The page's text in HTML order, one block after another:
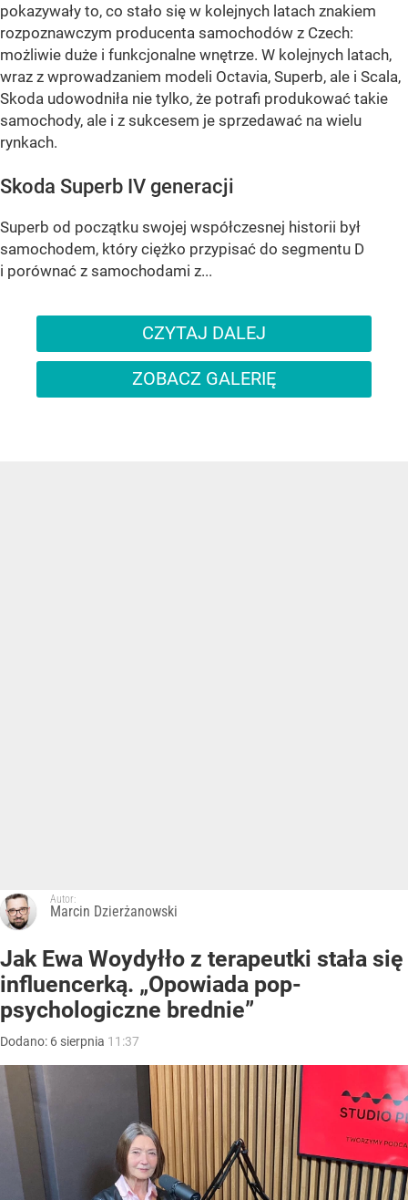
pokazywały to, co stało się w kolejnych latach znakiem
rozpoznawczym producenta samochodów z Czech:
możliwie duże i funkcjonalne wnętrze. W kolejnych latach,
wraz z wprowadzaniem modeli Octavia, Superb, ale i Scala,
Skoda udowodniła nie tylko, że potrafi produkować takie
samochody, ale i z sukcesem je sprzedawać na wielu
rynkach.
Skoda Superb IV generacji
Superb od początku swojej współczesnej historii był
samochodem, który ciężko przypisać do segmentu D
i porównać z samochodami z...
CZYTAJ DALEJ
ZOBACZ GALERIĘ
Autor:
Marcin Dzierżanowski
Jak Ewa Woydyłło z terapeutki stała się
influencerką. „Opowiada pop-
psychologiczne brednie”
Dodano: 6 sierpnia 11:37